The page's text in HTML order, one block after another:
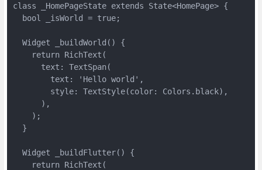
class _HomePageState extends State<HomePage> {
  bool _isWorld = true;
  Widget _buildWorld() {
    return RichText(
      text: TextSpan(
        text: 'Hello world',
        style: TextStyle(color: Colors.black),
      ),
    );
  }
  Widget _buildFlutter() {
    return RichText(